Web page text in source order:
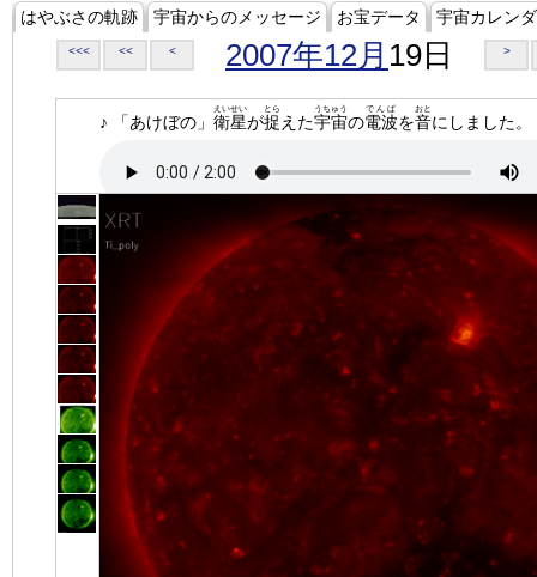
はやぶさの軌跡 宇宙からのメッセージ お宝データ 宇宙カレン
<<< << < 2007年12月 19日 >
♪ 「あけぼの」 衛星
えいせい
が捉
とら
えた宇宙
うちゅう
の電波
でんぱ
を音
おと
にしました。